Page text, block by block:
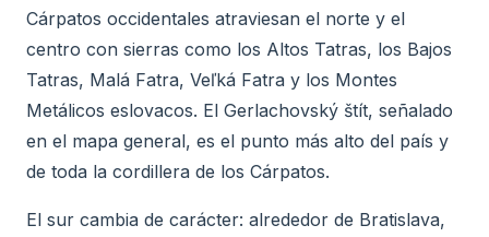
Cárpatos occidentales atraviesan el norte y el
centro con sierras como los Altos Tatras, los Bajos
Tatras, Malá Fatra, Veľká Fatra y los Montes
Metálicos eslovacos. El Gerlachovský štít, señalado
en el mapa general, es el punto más alto del país y
de toda la cordillera de los Cárpatos.
El sur cambia de carácter: alrededor de Bratislava,